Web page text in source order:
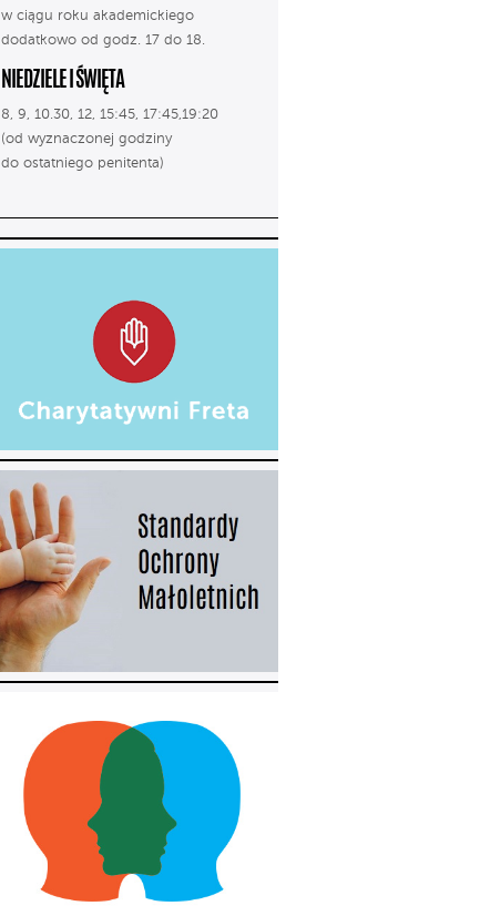
w ciągu roku akademickiego
dodatkowo od godz. 17 do 18.
NIEDZIELE I ŚWIĘTA
8, 9, 10.30, 12, 15:45, 17:45,19:20
(od wyznaczonej godziny
do ostatniego penitenta)